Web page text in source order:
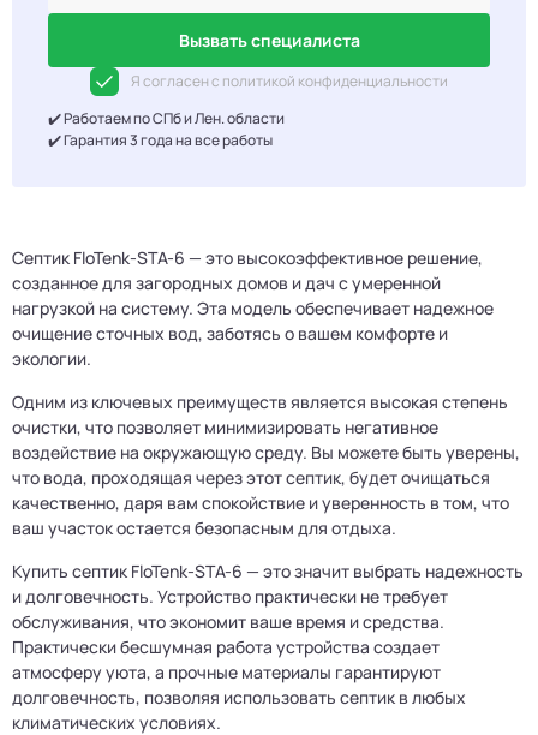
Вызвать специалиста
Я согласен с политикой конфиденциальности
✔️ Работаем по СПб и Лен. области
✔️ Гарантия 3 года на все работы
Септик FloTenk-STA-6 — это высокоэффективное решение,
созданное для загородных домов и дач с умеренной
нагрузкой на систему. Эта модель обеспечивает надежное
очищение сточных вод, заботясь о вашем комфорте и
экологии.
Одним из ключевых преимуществ является высокая степень
очистки, что позволяет минимизировать негативное
воздействие на окружающую среду. Вы можете быть уверены,
что вода, проходящая через этот септик, будет очищаться
качественно, даря вам спокойствие и уверенность в том, что
ваш участок остается безопасным для отдыха.
Купить септик FloTenk-STA-6 — это значит выбрать надежность
и долговечность. Устройство практически не требует
обслуживания, что экономит ваше время и средства.
Практически бесшумная работа устройства создает
атмосферу уюта, а прочные материалы гарантируют
долговечность, позволяя использовать септик в любых
климатических условиях.